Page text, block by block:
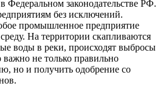
Федеральном законодательстве РФ.
без исключений.
промышленное предприятие
На территории скапливаются
воды в реки, происходят выбросы
не только правильно
но и получить одобрение со